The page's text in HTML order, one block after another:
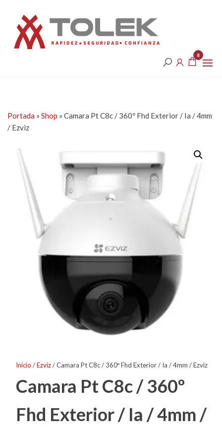
contenido
0
Portada » Shop » Camara Pt C8c / 360º Fhd Exterior / Ia / 4mm
/ Ezviz
Inicio /Ezviz/ Camara Pt C8c / 360º Fhd Exterior / Ia / 4mm / Ezviz
Camara Pt C8c / 360º
Fhd Exterior / Ia / 4mm /